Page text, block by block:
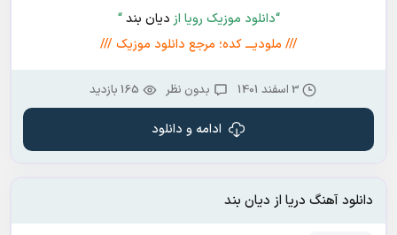
“دانلود موزیک رویا از دیان بند“
/// ملودیـــ کده؛ مرجع دانلود موزیک ///
3 اسفند 1401 بدون نظر 165 بازدید
ادامه و دانلود
دانلود آهنگ دریا از دیان بند